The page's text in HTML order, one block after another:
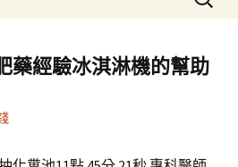
尋
鍵
字:
藥經驗冰淇淋機的幫助